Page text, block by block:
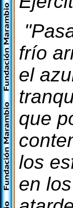
frío
el
que
los
en